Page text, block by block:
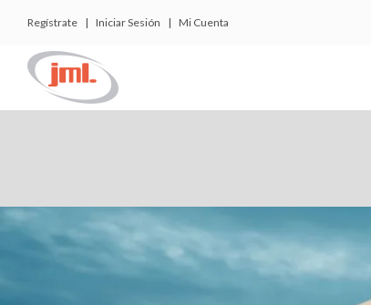
Regístrate | Iniciar Sesión | Mi Cuenta